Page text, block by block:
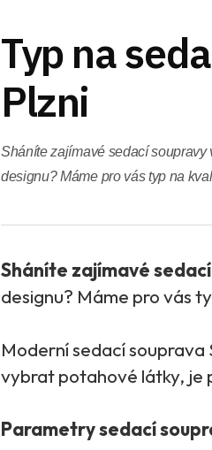
Typ na
Plzni
Sháníte zajímavé sedací
designu? Máme pro vás typ na
Sháníte zajímavé
designu? Máme pro vás
Moderní sedací souprava
vybrat potahové látky, je
Parametry sedací